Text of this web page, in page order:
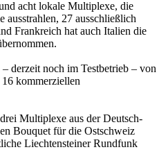
acht lokale Multiplexe, die
ausstrahlen, 27 ausschließlich
Frankreich hat auch Italien die
derzeit noch im Testbetrieb – von
kommerziellen
Multiplexe aus der Deutsch-
Bouquet für die Ostschweiz
Liechtensteiner Rundfunk